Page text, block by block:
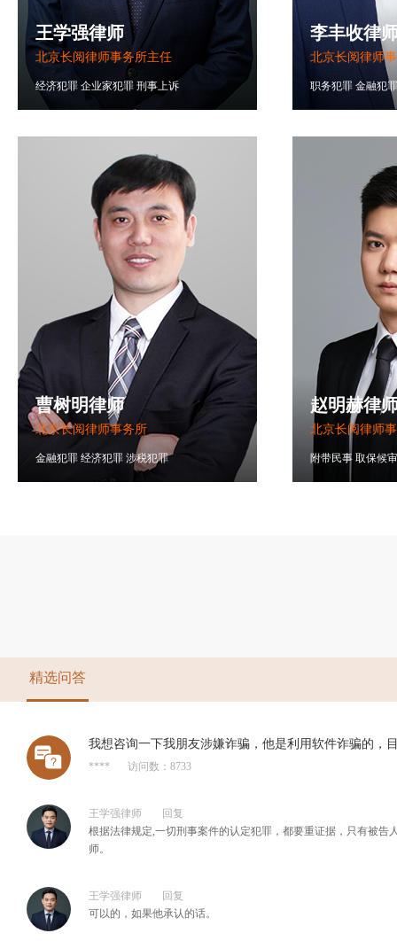
王学强律师
北京长阅律师事务所主任
经济犯罪 企业家犯罪 刑事上诉
李丰收律
北京长阅律师
职务犯罪 金融犯罪
曹树明律师
北京长阅律师事务所
金融犯罪 经济犯罪 涉税犯罪
赵明赫律
北京长阅律师
附带民事 取保候审
精选问答
我想咨询一下我朋友涉嫌诈骗，他是利用软件诈骗的，
**** 访问数：8733
王学强律师
回复
根据法律规定,一切刑事案件的认定犯罪，都要重证据，只有被
师。
王学强律师
回复
可以的，如果他承认的话。